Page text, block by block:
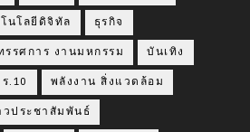
โนโลยีดิจิทัล ธุรกิจ
รรศการ งานมหกรรม บันเทิง
.10 พลังงาน สิ่งแวดล้อม
ประชาสัมพันธ์